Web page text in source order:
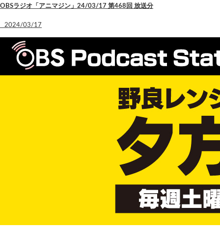
OBSラジオ「アニマジン」24/03/17 第468回 放送分
2024/03/17